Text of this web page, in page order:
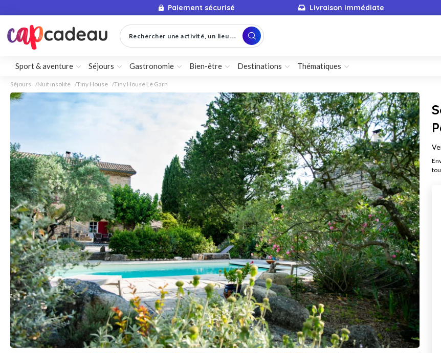
Paiement sécurisé Livraison immédiate
Rechercher une activité, un lieu ...
Sport & aventure Séjours Gastronomie Bien-être Destinations Thématiques
Séjours Nuit insolite Tiny House Tiny House Le Garn